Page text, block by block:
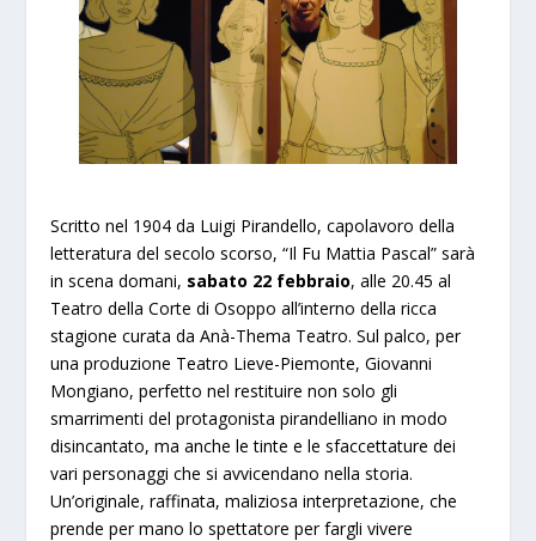
Scritto nel 1904 da Luigi Pirandello, capolavoro della
letteratura del secolo scorso, “Il Fu Mattia Pascal” sarà
in scena domani, sabato 22 febbraio, alle 20.45 al
Teatro della Corte di Osoppo all’interno della ricca
stagione curata da Anà-Thema Teatro. Sul palco, per
una produzione Teatro Lieve-Piemonte, Giovanni
Mongiano, perfetto nel restituire non solo gli
smarrimenti del protagonista pirandelliano in modo
disincantato, ma anche le tinte e le sfaccettature dei
vari personaggi che si avvicendano nella storia.
Un’originale, raffinata, maliziosa interpretazione, che
prende per mano lo spettatore per fargli vivere